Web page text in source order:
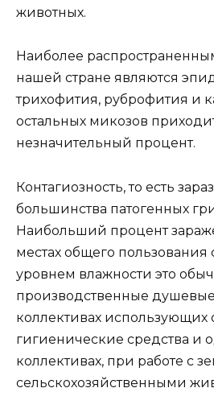
животных.
Наиболее
нашей стране являются
трихофития, руброфития и
остальных микозов
незначительный процент.
Контагиозность, то есть
большинства патогенных
Наибольший процент
местах общего
уровнем влажности это
производственные
коллективах использующих
гигиенические средства и
коллективах, при работе с
сельскохозяйственными